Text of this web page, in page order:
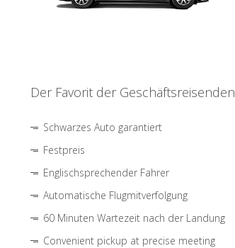
Der Favorit der Geschäftsreisenden
Schwarzes Auto garantiert
Festpreis
Englischsprechender Fahrer
Automatische Flugmitverfolgung
60 Minuten Wartezeit nach der Landung
Convenient pickup at precise meeting